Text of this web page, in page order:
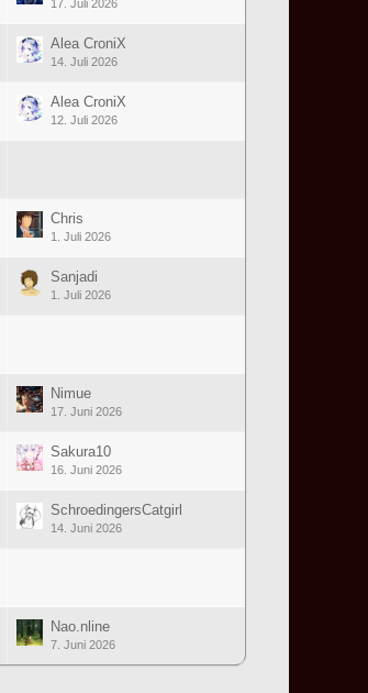
17. Juli 2026
Alea CroniX
14. Juli 2026
Alea CroniX
12. Juli 2026
Chris
1. Juli 2026
Sanjadi
1. Juli 2026
Nimue
17. Juni 2026
Sakura10
16. Juni 2026
SchroedingersCatgirl
14. Juni 2026
Nao.nline
7. Juni 2026